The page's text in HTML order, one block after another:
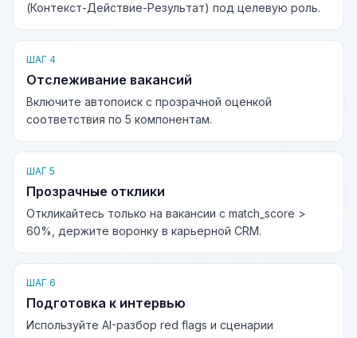
(Контекст-Действие-Результат) под целевую роль.
ШАГ 4
Отслеживание вакансий
Включите автопоиск с прозрачной оценкой
соответствия по 5 компонентам.
ШАГ 5
Прозрачные отклики
Откликайтесь только на вакансии с match_score >
60%, держите воронку в карьерной CRM.
ШАГ 6
Подготовка к интервью
Используйте AI-разбор red flags и сценарии